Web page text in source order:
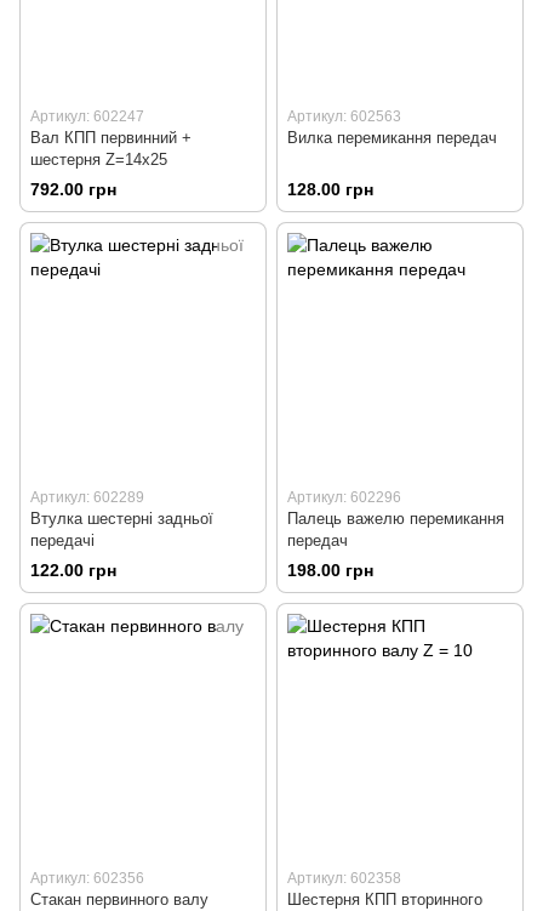
Артикул: 602247
Вал КПП первинний +
шестерня Z=14x25
792.00 грн
Артикул: 602563
Вилка перемикання передач
128.00 грн
Артикул: 602289
Втулка шестерні задньої
передачі
122.00 грн
Артикул: 602296
Палець важелю перемикання
передач
198.00 грн
Артикул: 602356
Стакан первинного валу
Артикул: 602358
Шестерня КПП вторинного